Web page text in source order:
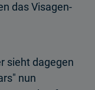
das Visagen-
sieht dagegen
nun